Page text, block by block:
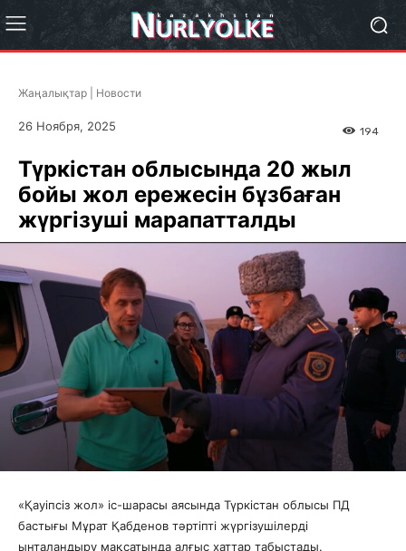
Жаңалықтар | Новости
26 Ноября, 2025 194
Түркістан облысында 20 жыл
бойы жол ережесін бұзбаған
жүргізуші марапатталды
«Қауіпсіз жол» іс-шарасы аясында Түркістан облысы ПД
бастығы Мұрат Қабденов тәртіпті жүргізушілерді
ынталандыру мақсатында алғыс хаттар табыстады.